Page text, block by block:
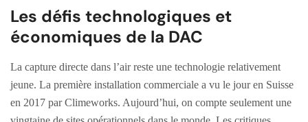
Les défis technologiques et
économiques de la DAC
La capture directe dans l’air reste une technologie relativement
jeune. La première installation commerciale a vu le jour en Suisse
en 2017 par Climeworks. Aujourd’hui, on compte seulement une